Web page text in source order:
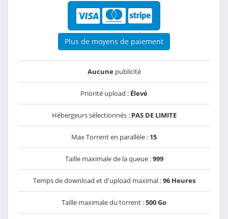
Plus de moyens de paiement
Aucunepublicité
Priorité upload : Élevé
Hébergeurs sélectionnés : PAS DE LIMITE
Max Torrent en parallèle : 15
Taille maximale de la queue :999
Temps de download et d'upload maximal :96 Heures
Taille maximale du torrent :500 Go